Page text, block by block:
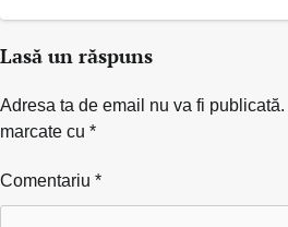
Lasă un răspuns
Adresa ta de email nu va fi publicată.
marcate cu *
Comentariu *